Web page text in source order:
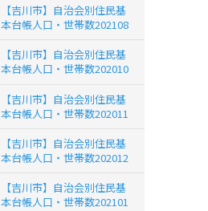
【吉川市】自治会別住民基
本台帳人口・世帯数202108
【吉川市】自治会別住民基
本台帳人口・世帯数202010
【吉川市】自治会別住民基
本台帳人口・世帯数202011
【吉川市】自治会別住民基
本台帳人口・世帯数202012
【吉川市】自治会別住民基
本台帳人口・世帯数202101